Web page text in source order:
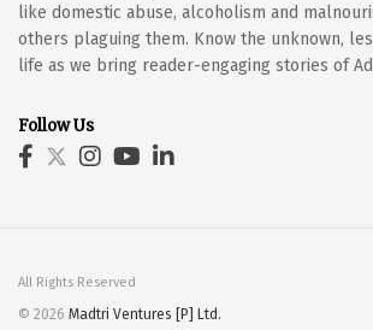
like domestic abuse, alcoholism and
others plaguing them. Know the unknown,
life as we bring reader-engaging stories of
Follow Us
All Rights Reserved
© 2026 Madtri Ventures [P] Ltd.